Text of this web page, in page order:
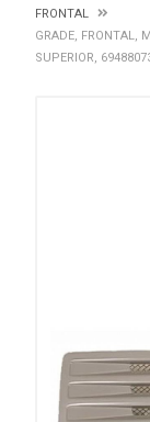
FRONTAL
GRADE, FRONTAL,
SUPERIOR,